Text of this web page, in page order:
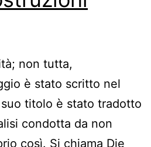
non tutta,
è stato scritto nel
titolo è stato tradotto
condotta da non
così. Si chiama Die